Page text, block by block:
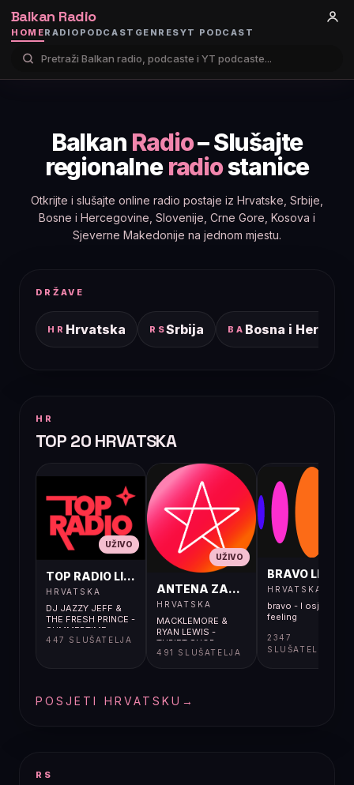
Balkan Radio
HOMERADIO PODCAST GENRESYT PODCAST
Balkan Radio– Slušajte
regionalneradiostanice
Otkrijte i slušajte online radio postaje iz Hrvatske, Srbije,
Bosne i Hercegovine, Slovenije, Crne Gore, Kosova i
Sjeverne Makedonije na jednom mjestu.
DRŽAVE
HR Hrvatska RSSrbija BA Bosna i
HR
TOP 20 HRVATSKA
UŽIVO
TOP RADIO LIVE
HRVATSKA
DJ JAZZY JEFF &
THE FRESH PRINCE -
SUMMERTIME
447 SLUŠATELJA
UŽIVO
ANTENA ZAGREB LIVE
HRVATSKA
MACKLEMORE &
RYAN LEWIS -
THRIFT SHOP
491 SLUŠATELJA
BRAVO LIVE
HRVATSKA
bravo - I osjećaj i
feeling
2347
SLUŠATELJA
POSJETI HRVATSKU →
RS